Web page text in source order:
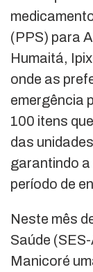
(PPS) para
Humaitá,
onde as
emergência
100 itens
das
garantindo
período de
Neste mês
Saúde
Manicoré